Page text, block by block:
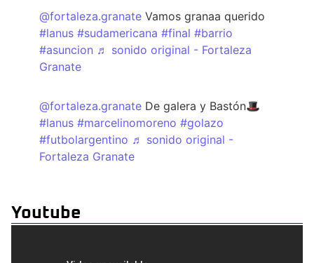
@fortaleza.granate Vamos granaa querido
#lanus #sudamericana #final #barrio
#asuncion ♬ sonido original - Fortaleza
Granate
@fortaleza.granate De galera y Bastón🎩
#lanus #marcelinomoreno #golazo
#futbolargentino ♬ sonido original -
Fortaleza Granate
Youtube